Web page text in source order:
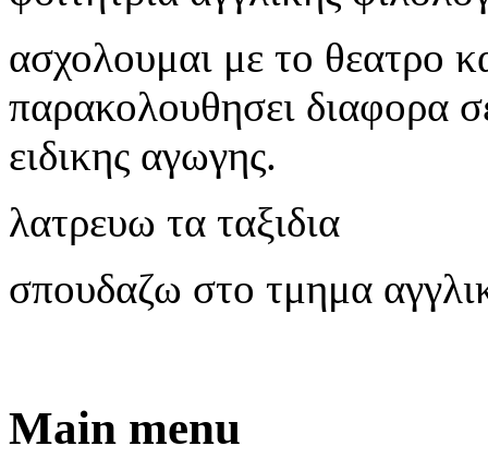
ασχολουμαι με το θεατρο
παρακολουθησει διαφορα
ειδικης αγωγης.
λατρευω τα ταξιδια
σπουδαζω στο τμημα
Main menu